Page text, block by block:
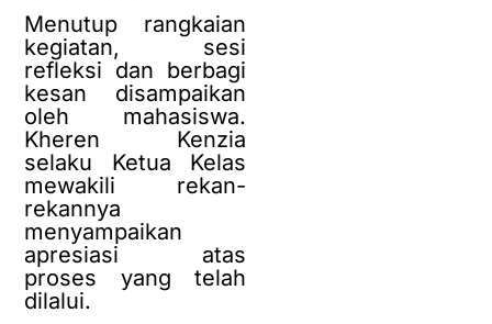
Menutup rangkaian
kegiatan, sesi
refleksi dan berbagi
kesan disampaikan
oleh mahasiswa.
Kheren Kenzia
selaku Ketua Kelas
mewakili rekan-
rekannya
menyampaikan
apresiasi atas
proses yang telah
dilalui.